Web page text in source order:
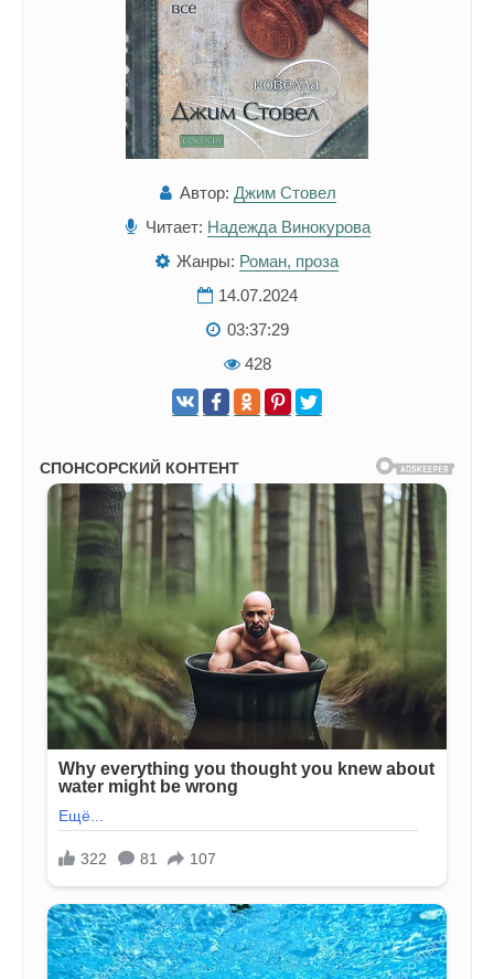
Автор: Джим Стовел
Читает: Надежда Винокурова
Жанры: Роман, проза
14.07.2024
03:37:29
428